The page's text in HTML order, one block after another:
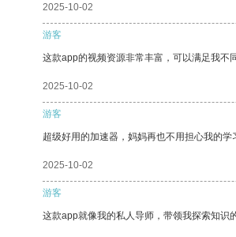
2025-10-02
游客
这款app的视频资源非常丰富，可以满足我不
2025-10-02
游客
超级好用的加速器，妈妈再也不用担心我的学
2025-10-02
游客
这款app就像我的私人导师，带领我探索知识